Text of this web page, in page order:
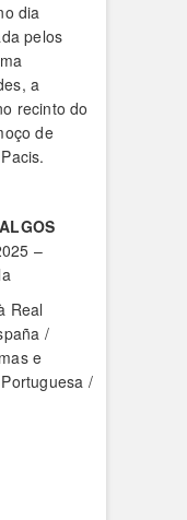
dia
pelos
a
recinto do
de
–
Real
/
e
/